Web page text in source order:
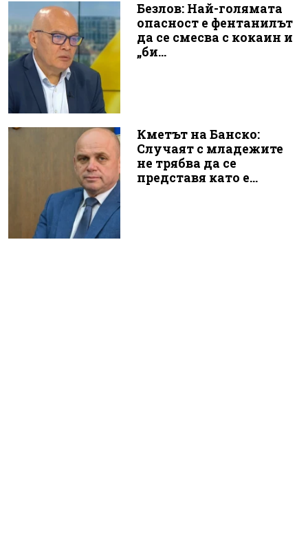
Безлов: Най-голямата
опасност е фентанилът
да се смесва с кокаин и
„би...
Кметът на Банско:
Случаят с младежите
не трябва да се
представя като е...